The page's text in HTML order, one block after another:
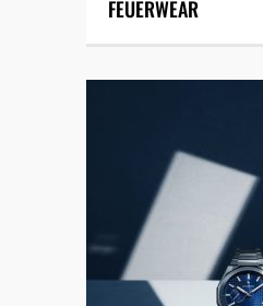
FEUERWEAR